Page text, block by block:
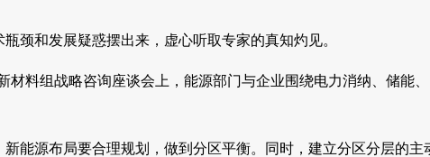
颈和发展疑惑摆出来，虚心听取专家的真知灼见。
料组战略咨询座谈会上，能源部门与企业围绕电力消纳、储能
能源布局要合理规划，做到分区平衡。同时，建立分区分层的主